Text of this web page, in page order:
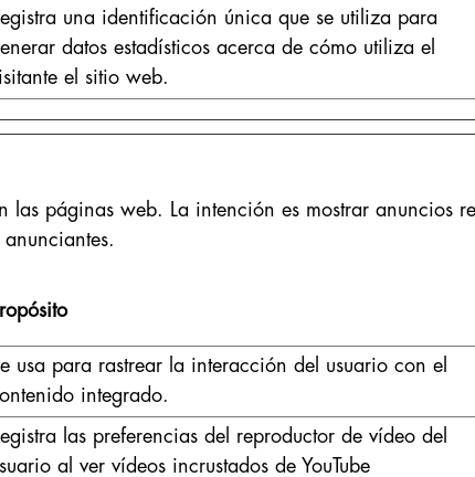
una identificación única que se utiliza para
datos estadísticos acerca de cómo utiliza el
el sitio web.
las páginas web. La intención es mostrar anuncios
usa para rastrear la interacción del usuario con el
integrado.
las preferencias del reproductor de vídeo del
al ver vídeos incrustados de YouTube